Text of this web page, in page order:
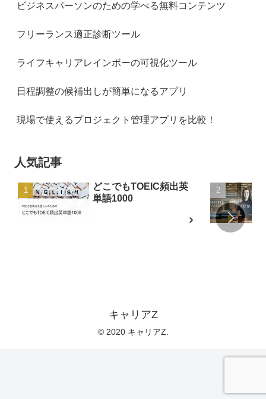
ビジネスパーソンのための学べる無料コンテンツ
フリーランス適正診断ツール
ライフキャリアレインボーの可視化ツール
日程調整の候補出しが簡単になるアプリ
現場で使えるプロジェクト管理アプリを比較！
人気記事
どこでもTOEIC頻出英
単語1000
キャリアZ
© 2020 キャリアZ.